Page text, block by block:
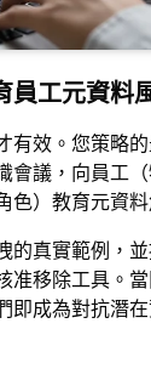
員工元資料
有效。您策略
會議，向員工（
色）教育元資料
的真實範例，
准移除工具。
即成為對抗潛